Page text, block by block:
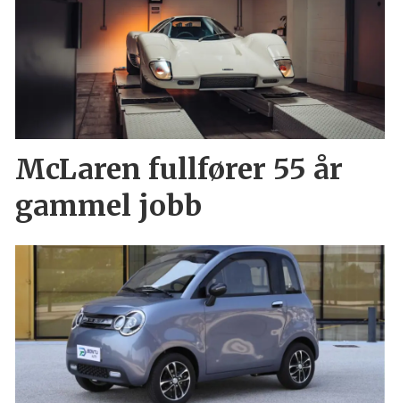
McLaren fullfører 55 år
gammel jobb